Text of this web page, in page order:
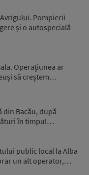
Pompierii
și o autospecială
Operațiunea ar
să creștem…
din Bacău, după
în timpul…
public local la Alba
un alt operator,…